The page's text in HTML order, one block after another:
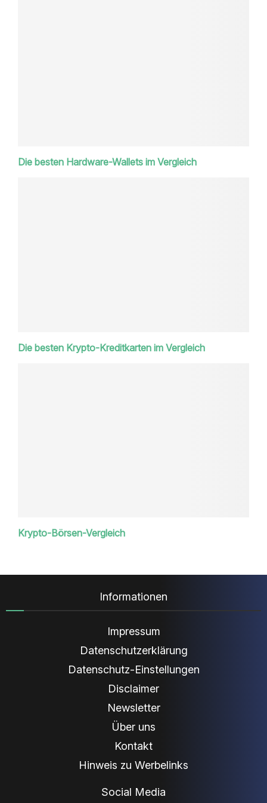
Die besten Hardware-Wallets im Vergleich
Die besten Krypto-Kreditkarten im Vergleich
Krypto-Börsen-Vergleich
Informationen
Impressum
Datenschutzerklärung
Datenschutz-Einstellungen
Disclaimer
Newsletter
Über uns
Kontakt
Hinweis zu Werbelinks
Social Media